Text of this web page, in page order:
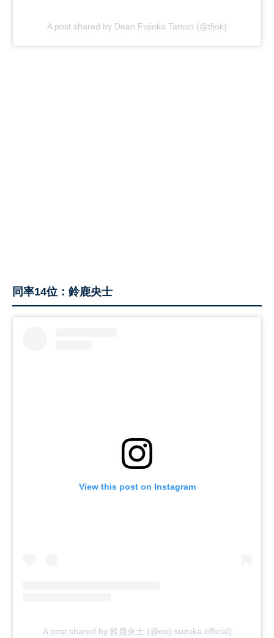
A post shared by Dean Fujioka Tatsuo (@tfjok)
同率14位：鈴鹿央士
View this post on Instagram
A post shared by 鈴鹿央士 (@ouji.suzuka.official)